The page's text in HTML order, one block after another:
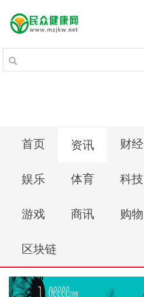
首页 资讯 财经
娱乐 体育 科技
游戏 商讯 购物
区块链